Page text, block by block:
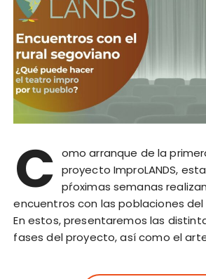
C omo arranque de la
proyecto ImproLANDS,
pŕoximas semanas
encuentros con las poblaciones del
En estos, presentaremos las
fases del proyecto, así como el